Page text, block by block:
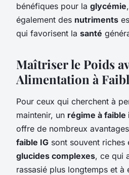
bénéfiques pour la glycémie
également des nutriments
qui favorisent la santé
Maîtriser le Poids
Alimentation à
Pour ceux qui cherchent à
maintenir, un régime à
offre de nombreux
faible IG sont souvent riches
glucides complexes, ce qui
rassasié plus longtemps et à